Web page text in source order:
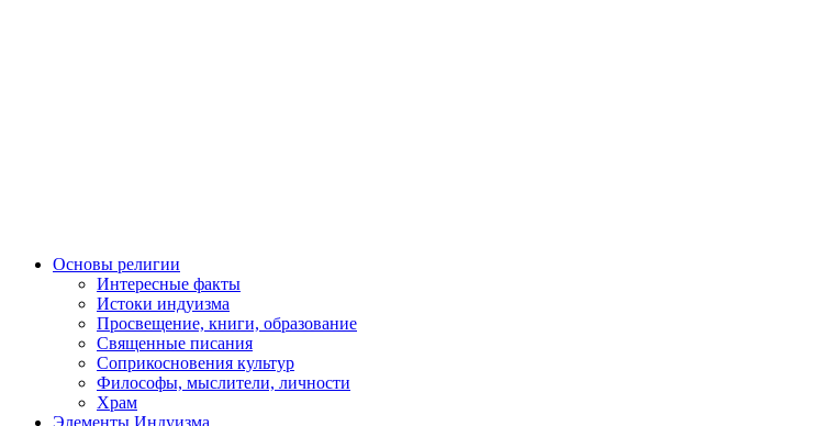
Основы религии
Интересные факты
Истоки индуизма
Просвещение, книги, образование
Священные писания
Соприкосновения культур
Философы, мыслители, личности
Храм
Элементы Индуизма